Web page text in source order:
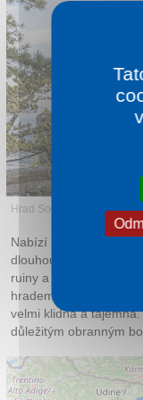
Hrad Socerb
Nabízí nádherný
dlouhou historii
ruiny a vyhlídky. Místo
hradem se nachází
velmi klidná a
důležitým obranným